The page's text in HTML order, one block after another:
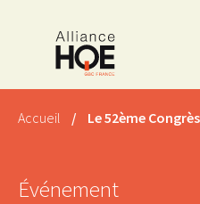
Accueil / Le 52ème
Événement